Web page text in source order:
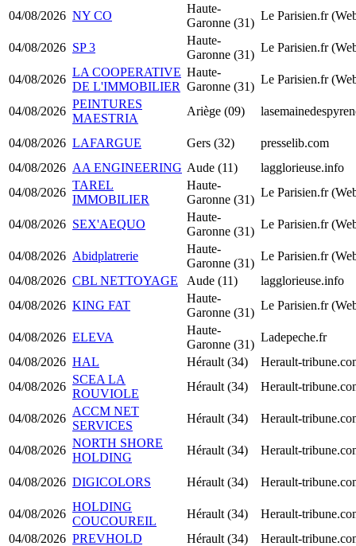
04/08/2026 NY CO
Haute-
Garonne (31)
Le Parisien.fr
04/08/2026 SP 3
Haute-
Garonne (31)
Le Parisien.fr
04/08/2026
LA COOPERATIVE
DE L'IMMOBILIER
Haute-
Garonne (31)
Le Parisien.fr
04/08/2026
PEINTURES
MAESTRIA
Ariège (09)
04/08/2026 LAFARGUE Gers (32)
presselib.com
04/08/2026 AA ENGINEERING Aude (11)
lagglorieuse.info
04/08/2026
TAREL
IMMOBILIER
Haute-
Garonne (31)
Le Parisien.fr
04/08/2026 SEX'AEQUO
Haute-
Garonne (31)
Le Parisien.fr
04/08/2026 Abidplatrerie
Haute-
Garonne (31)
Le Parisien.fr
04/08/2026 CBL NETTOYAGE Aude (11)
lagglorieuse.info
04/08/2026 KING FAT
Haute-
Garonne (31)
Le Parisien.fr
04/08/2026 ELEVA
Haute-
Garonne (31)
Ladepeche.fr
04/08/2026 HAL Hérault (34)
Herault-
04/08/2026
SCEA LA
ROUVIOLE
Hérault (34) Herault-
04/08/2026
ACCM NET
SERVICES
Hérault (34) Herault-
04/08/2026
NORTH SHORE
HOLDING
Hérault (34) Herault-
04/08/2026 DIGICOLORS Hérault (34) Herault-
04/08/2026
HOLDING
COUCOUREIL
Hérault (34)
Herault-
04/08/2026 PREVHOLD Hérault (34)
Herault-